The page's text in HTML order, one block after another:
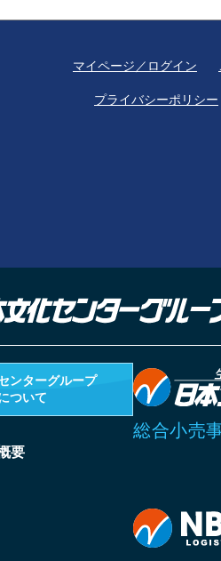
マイページ／ログイン
プライバシーポリシー
ンターグループ
ついて
要
総合小売